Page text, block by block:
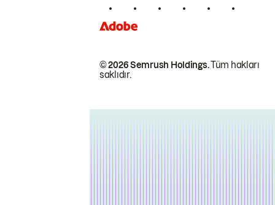
© 2026 Semrush Holdings.Tüm hakları
saklıdır.